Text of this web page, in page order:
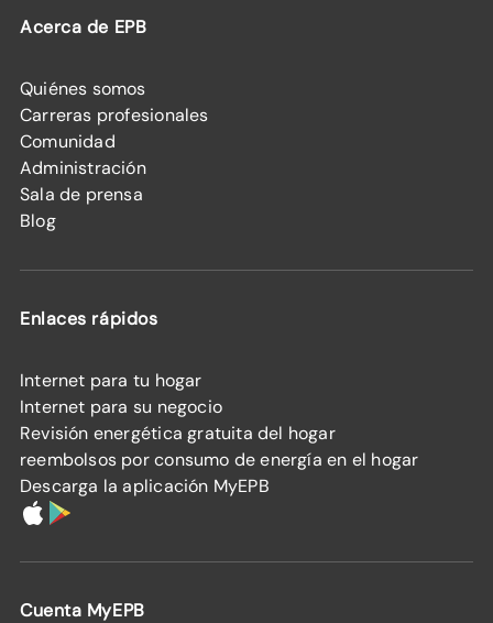
Acerca de EPB
Quiénes somos
Carreras profesionales
Comunidad
Administración
Sala de prensa
Blog
Enlaces rápidos
Internet para tu hogar
Internet para su negocio
Revisión energética gratuita del hogar
reembolsos por consumo de energía en el hogar
Descarga la aplicación MyEPB
Cuenta MyEPB